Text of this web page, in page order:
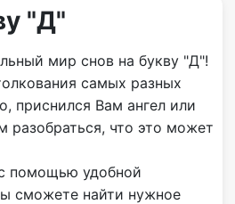
"Д"
мир снов на букву "Д"!
самых разных
приснился Вам ангел или
разобраться, что это может
помощью удобной
сможете найти нужное